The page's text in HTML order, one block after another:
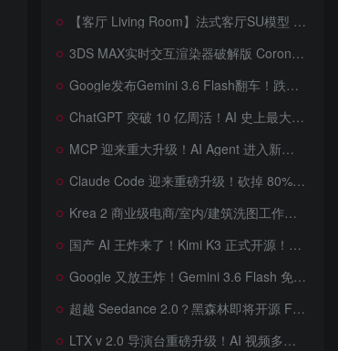
【客厅 Living Room】法式客厅SU模型 French-style living room SketchUp model
3DS MAX实时交互渲染器破解版 Corona Render 15 Hotfix 2 For 3ds Max 2018 ~ 2027 Win + 离线材质预设库
Google发布Gemini 3.6 Flash翻车！跌出全球智能榜前十！Google 新模型遭遇口碑争议，附个人一些使用体验——变慢/降智/弱智，Gemini现在真的是一团糟，Google版豆包！
ChatGPT 突破 10 亿周活！AI 史上最大用户奇迹背后，OpenAI 正面对一场百亿美元级商业挑战
MCP 迎来重大升级！AI Agent 进入新纪元，模型上下文协议全面重构，未来 AI 工具生态将被重新定义，AI工具接口进入倒计时开始！
Claude Code 迎来重磅升级！砍掉 80% 系统提示词一键瘦身优化，新增 /doctor 诊断命令，AI 编程效率再次提升
Krea 2 商业级电商/室内/建筑洗图工作流首次公开！三套工作流 + 三档预设 + JSON 反推，RAW、Turbo、Depth、4 倍增强一次学会
国产 AI 王炸来了！Kimi K3 正式开源！免费下载全球最大 2.8 万亿参数模型，国产开源 AI 首次逼近闭源天花板
Google 又放王炸！Gemini 3.6 Flash 免费开放，AI 编程、Agent 能力暴涨，开发者必体验的新一代 AI 模型，性能再次刷新纪录
超越 Seedance 2.0？黑森林即将开源 FLUX 3 Dev！Self-Flow 世界模型首次曝光，20 秒音画同步 AI 视频时代来了！
LTX v 2.0 导演台重磅升级！AI 视频多角色、多场景、多参考控制全面增强生成来了，角色一致性暴涨，终于像电影一样可控，一键打造电影级AI 短片